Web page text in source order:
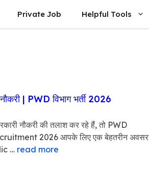
Private Job Helpful Tools
| PWD विभाग भर्ती 2026
नौकरी की तलाश कर रहे हैं, तो PWD
2026 आपके लिए एक बेहतरीन अवसर
… read more